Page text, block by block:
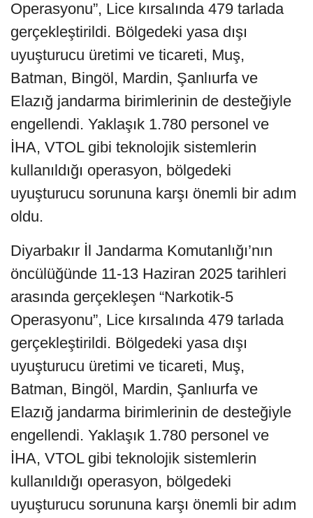
Operasyonu”, Lice kırsalında 479 tarlada
gerçekleştirildi. Bölgedeki yasa dışı
uyuşturucu üretimi ve ticareti, Muş,
Batman, Bingöl, Mardin, Şanlıurfa ve
Elazığ jandarma birimlerinin de desteğiyle
engellendi. Yaklaşık 1.780 personel ve
İHA, VTOL gibi teknolojik sistemlerin
kullanıldığı operasyon, bölgedeki
uyuşturucu sorununa karşı önemli bir adım
oldu.
Diyarbakır İl Jandarma Komutanlığı’nın
öncülüğünde 11-13 Haziran 2025 tarihleri
arasında gerçekleşen “Narkotik-5
Operasyonu”, Lice kırsalında 479 tarlada
gerçekleştirildi. Bölgedeki yasa dışı
uyuşturucu üretimi ve ticareti, Muş,
Batman, Bingöl, Mardin, Şanlıurfa ve
Elazığ jandarma birimlerinin de desteğiyle
engellendi. Yaklaşık 1.780 personel ve
İHA, VTOL gibi teknolojik sistemlerin
kullanıldığı operasyon, bölgedeki
uyuşturucu sorununa karşı önemli bir adım